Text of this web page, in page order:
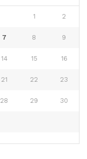
1 2
7 8 9
14 15 16
21 22 23
28 29 30